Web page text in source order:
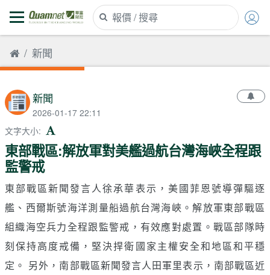
新聞
新聞
2026-01-17 22:11
文字大小:
東部戰區:解放軍對美艦過航台灣海峽全程跟
監警戒
東部戰區新聞發言人徐承華表示，美國菲恩號導彈驅逐
艦、西爾斯號海洋測量船過航台灣海峽。解放軍東部戰區
組織海空兵力全程跟監警戒，有效應對處置。戰區部隊時
刻保持高度戒備，堅決捍衛國家主權安全和地區和平穩
定。 另外，南部戰區新聞發言人田軍里表示，南部戰區近